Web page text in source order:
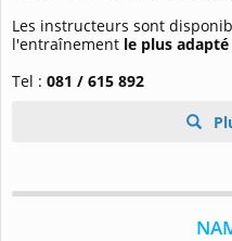
Les instructeurs sont
l'entraînement le plus
Tel : 081 / 615 892